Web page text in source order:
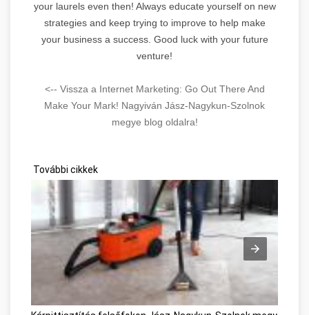
your laurels even then! Always educate yourself on new
strategies and keep trying to improve to help make
your business a success. Good luck with your future
venture!
<-- Vissza a Internet Marketing: Go Out There And
Make Your Mark! Nagyiván Jász-Nagykun-Szolnok
megye blog oldalra!
További cikkek